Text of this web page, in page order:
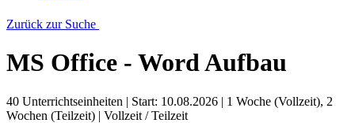
Zurück zur Suche
MS Office - Word Aufbau
40 Unterrichtseinheiten | Start: 10.08.2026 | 1 Woche (Vollzeit), 2
Wochen (Teilzeit) | Vollzeit / Teilzeit